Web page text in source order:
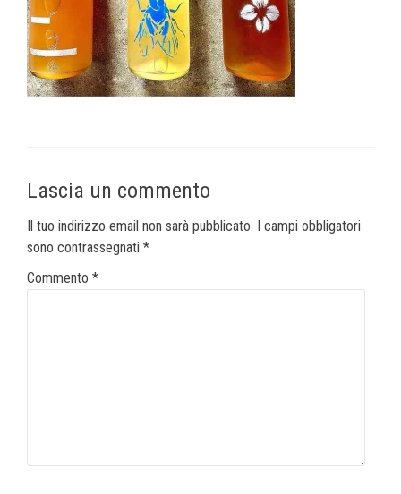
Lascia un commento
Il tuo indirizzo email non sarà pubblicato. I campi obbligatori
sono contrassegnati *
Commento *